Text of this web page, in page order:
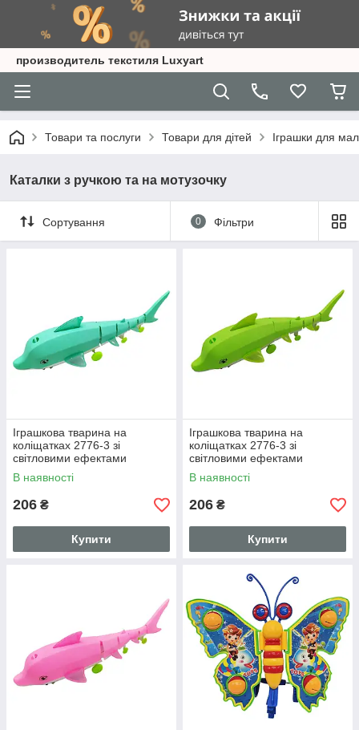
производитель текстиля Luxyart
Товари та послуги Товари для дітей Іграшки для
Каталки з ручкою та на мотузочку
Сортування 0 Фільтри
Іграшкова тварина на
коліщатках 2776-3 зі
світловими ефектами
Бірюзовий
В наявності
206 ₴
Купити
Іграшкова тварина на
коліщатках 2776-3 зі
світловими ефектами
Зелений
В наявності
206 ₴
Купити